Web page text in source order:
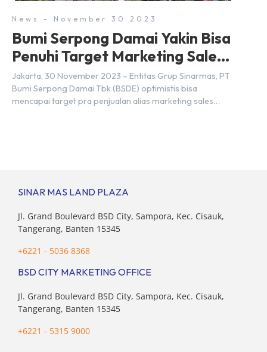
News - November 30 2023
Bumi Serpong Damai Yakin Bisa
Penuhi Target Marketing Sales
Tahun 2023
Jakarta, 30 November 2023 – Entitas Grup Sinarmas, PT
Bumi Serpong Damai Tbk (BSDE) optimistis bisa
mencapai target pra penjualan alias marketing sales
SINAR MAS LAND PLAZA
Jl. Grand Boulevard BSD City, Sampora, Kec. Cisauk,
Tangerang, Banten 15345
+6221 - 5036 8368
BSD CITY MARKETING OFFICE
Jl. Grand Boulevard BSD City, Sampora, Kec. Cisauk,
Tangerang, Banten 15345
+6221 - 5315 9000